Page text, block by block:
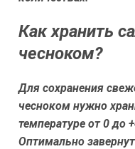
Как хранить
чесноком?
Для сохранения
чесноком нужно
температуре от 0 до
Оптимально